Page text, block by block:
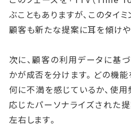
ぶこともありますが、このタイ
顧客も新たな提案に耳を傾けや
次に、顧客の利用データに基
かが成否を分けます。どの機能
何に不満を感じているか、使
応じたパーソナライズされた
左右します。